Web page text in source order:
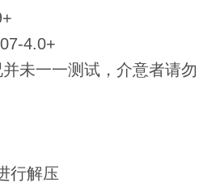
4.0+
未一一测试，介意者请勿
行解压